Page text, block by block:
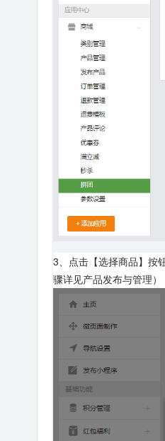
3、点击【选择商品】按
骤详见产品发布与管理）